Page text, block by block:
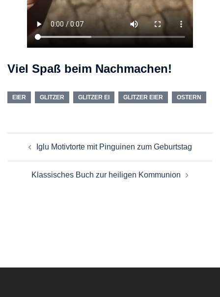
Viel Spaß beim Nachmachen!
EIER GLITZER GLITZER EI GLITZER EIER OSTERN
Iglu Motivtorte mit Pinguinen zum Geburtstag
Klassisches Buch zur heiligen Kommunion